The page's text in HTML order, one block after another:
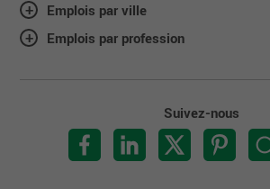
Emplois par ville
Emplois par profession
Suivez-nous